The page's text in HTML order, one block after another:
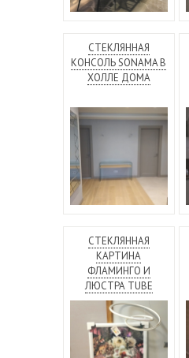
СТЕКЛЯННАЯ
КОНСОЛЬ SONAMA В
ХОЛЛЕ ДОМА
СТЕКЛЯННАЯ
КАРТИНА
ФЛАМИНГО И
ЛЮСТРА TUBE